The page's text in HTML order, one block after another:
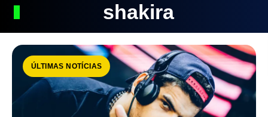
shakira
ÚLTIMAS NOTÍCIAS